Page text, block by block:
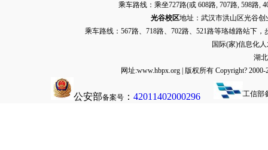
乘车路线：乘坐727路(或 608路, 707路, 598路,
光谷校区地址：武汉市洪山区光谷创
乘车路线：567路、718路、702路、521路等珞雄路站下
国际(家)信息化
湖
网址:www.hbpx.org | 版权所有 Copyright?
公安部备案号 ： 42011402000296 工信部